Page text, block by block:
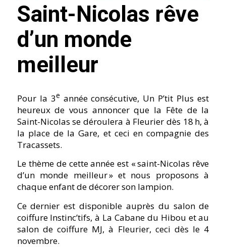
Saint-Nicolas rêve
d’un monde
meilleur
Pour la 3e année consécutive, Un P’tit Plus est
heureux de vous annoncer que la Fête de la
Saint-Nicolas se déroulera à Fleurier dès 18 h, à
la place de la Gare, et ceci en compagnie des
Tracassets.
Le thème de cette année est « saint-Nicolas rêve
d’un monde meilleur » et nous proposons à
chaque enfant de décorer son lampion.
Ce dernier est disponible auprès du salon de
coiffure Instinc’tifs, à La Cabane du Hibou et au
salon de coiffure MJ, à Fleurier, ceci dès le 4
novembre.